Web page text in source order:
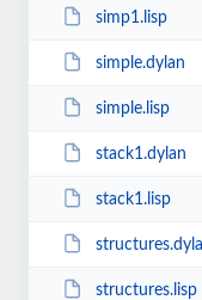
simp1.lisp
simple.dylan
simple.lisp
stack1.dylan
stack1.lisp
structures.lisp